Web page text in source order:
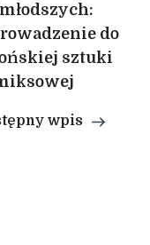
do
sztuki
wpis